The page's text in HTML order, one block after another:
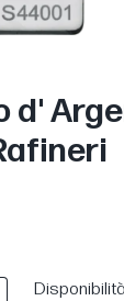
d'
Disponibilità